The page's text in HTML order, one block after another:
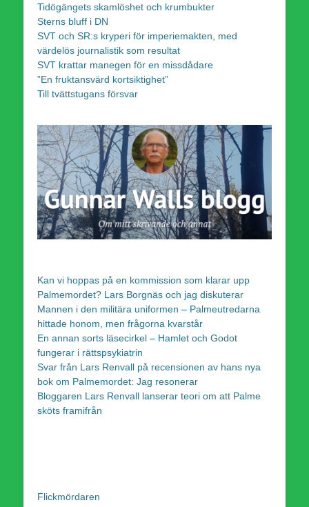
Tidögängets skamlöshet och krumbukter
Sterns bluff i DN
SVT och SR:s kryperi för imperiemakten, med
värdelös journalistik som resultat
SVT krattar manegen för en missdådare
”En fruktansvärd kortsiktighet”
Till tvättstugans försvar
Kan vi hoppas på en kommission som klarar upp
Palmemordet? Lars Borgnäs och jag diskuterar
Mannen i den militära uniformen – Palmeutredarna
hittade honom, men frågorna kvarstår
En annan sorts läsecirkel – Hamlet och Godot
fungerar i rättspsykiatrin
Svar från Lars Renvall på recensionen av hans nya
bok om Palmemordet: Jag resonerar
Bloggaren Lars Renvall lanserar teori om att Palme
sköts framifrån
Flickmördaren